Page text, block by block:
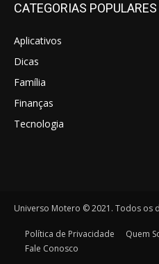
CATEGORIAS POPULARES
Aplicativos
Dicas
Família
Finanças
Tecnologia
Universo Motero © 2021. Todos os
Política de Privacidade Quem
Fale Conosco